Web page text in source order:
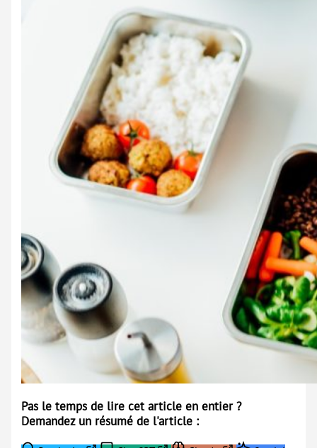
Pas le temps de lire cet article en entier ?
Demandez un résumé de l'article :